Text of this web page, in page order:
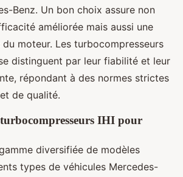
Benz. Un bon choix assure non
améliorée mais aussi une
moteur. Les turbocompresseurs
distinguent par leur fiabilité et leur
répondant à des normes strictes
de qualité.
turbocompresseurs IHI pour
diversifiée de modèles
types de véhicules Mercedes-